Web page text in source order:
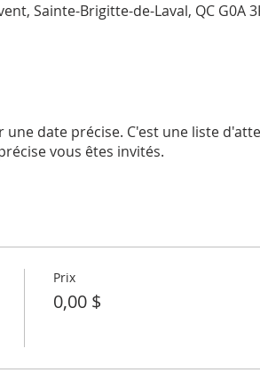
Sainte-Brigitte-de-Laval, QC G0A
date précise. C'est une liste
vous êtes invités.
Prix
0,00 $